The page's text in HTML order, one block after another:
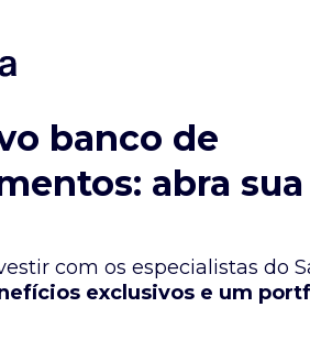
banco de
abra sua
com os especialistas do
exclusivos e um